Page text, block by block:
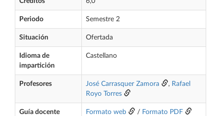
Periodo Semestre 2
Situación Ofertada
Idioma de
impartición
Castellano
Profesores José Carrasquer Zamora , Rafael
Royo Torres
Guía docente Formato web / Formato PDF